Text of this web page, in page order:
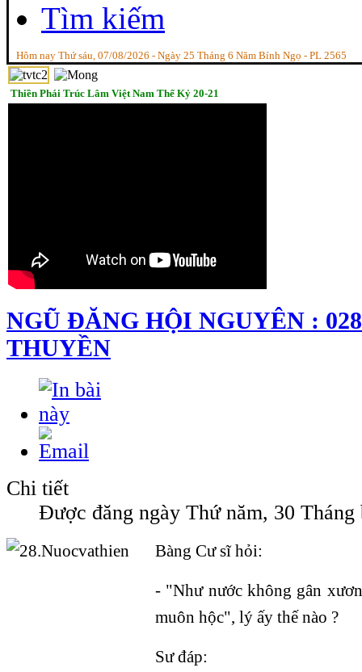
Tìm kiếm
Hôm nay Thứ sáu, 07/08/2026 - Ngày 25 Tháng 6 Năm Bính Ngọ - PL 2565
Thiền Phái Trúc Lâm Việt Nam Thế Kỷ 20-21
NGŨ ĐĂNG HỘI NGUYÊN :
THUYỀN
Chi tiết
Được đăng ngày Thứ năm, 30 Tháng
Bàng Cư sĩ hỏi:
- "Như nước không gân
muôn hộc", lý ấy thế nào ?
Sư đáp: